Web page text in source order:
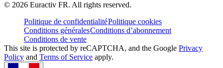
© 2026 Euractiv FR. All rights reserved.
Politique de confidentialitéPolitique cookies
Conditions généralesConditions d’abonnement
Conditions de vente
This site is protected by reCAPTCHA, and the Google Privacy
Policy and Terms of Service apply.